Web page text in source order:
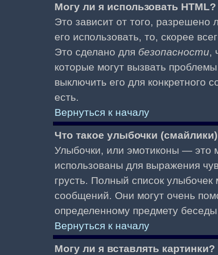
Могу ли я использовать HTML?
Это зависит от того,
его использовать, то, скорее
Это сделано для безопасности,
которые могут вызвать
выключить его для конкретного
есть.
Вернуться к началу
Что такое улыбочки
Улыбочки, или эмотиконы — это
использованы для выражения
грусть. Полный список
сообщений. Они могут очень
определенному предмету
Вернуться к началу
Могу ли я вставлять картинки?